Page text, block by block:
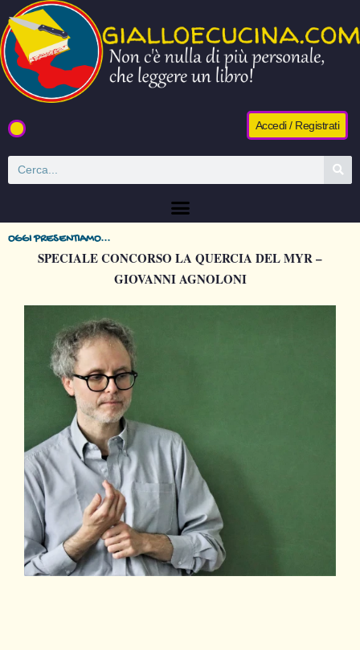
Accedi / Registrati
OGGI PRESENTIAMO...
SPECIALE CONCORSO LA QUERCIA DEL MYR –
GIOVANNI AGNOLONI